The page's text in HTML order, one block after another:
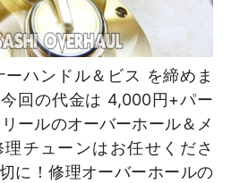
ハンドル＆ビス を締めま
回の代金は 4,000円+パー
ールのオーバーホール＆メ
チューンはお任せくださ
に！修理オーバーホールの